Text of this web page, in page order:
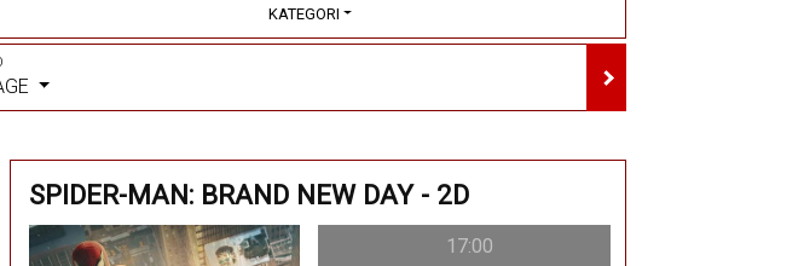
KATEGORI
SPIDER-MAN: BRAND NEW DAY - 2D
17:00